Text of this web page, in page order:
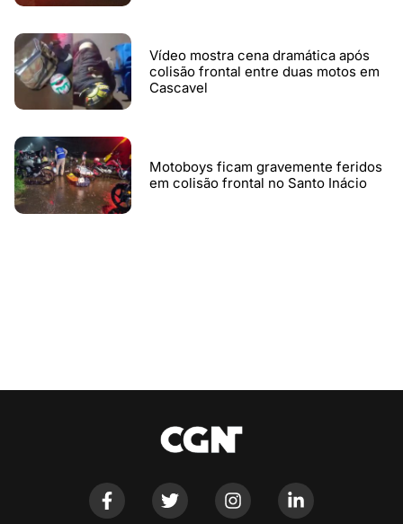
Vídeo mostra cena dramática após
colisão frontal entre duas motos em
Cascavel
Motoboys ficam gravemente feridos
em colisão frontal no Santo Inácio